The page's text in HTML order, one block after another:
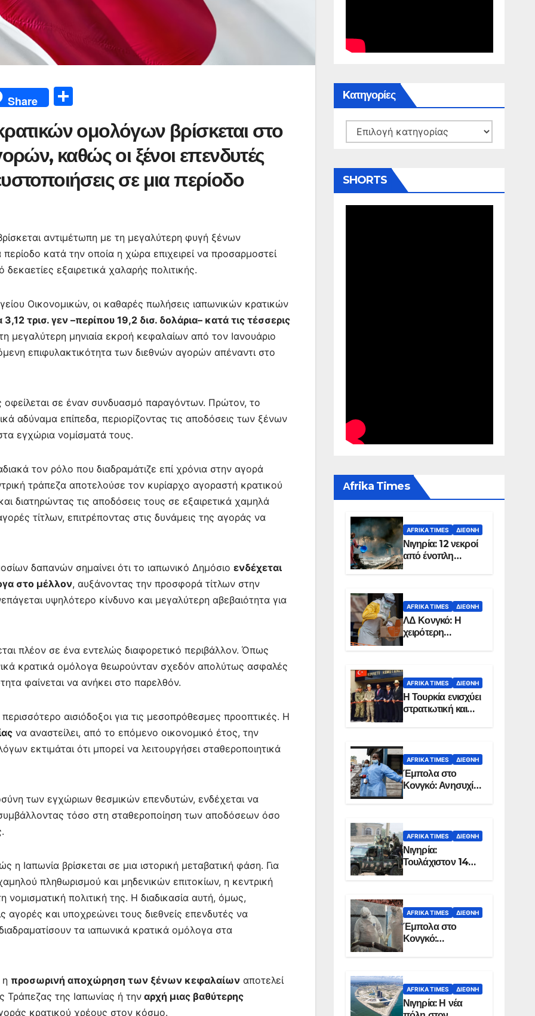
Share
ρ
α
σ
τε
ε
ομολόγων βρίσκεται στο
καθώς οι ξένοι επενδυτές
σε μια περίοδο
αντιμέτωπη με τη μεγαλύτερη φυγή ξένων
κατά την οποία η χώρα επιχειρεί να προσαρμοστεί
εξαιρετικά χαλαρής πολιτικής.
Οικονομικών, οι καθαρές πωλήσεις ιαπωνικών κρατικών
τρισ. γεν –περίπου 19,2 δισ. δολάρια– κατά τις τέσσερις
μεγαλύτερη μηνιαία εκροή κεφαλαίων από τον Ιανουάριο
επιφυλακτικότητα των διεθνών αγορών απέναντι στο
σε έναν συνδυασμό παραγόντων. Πρώτον, το
αδύναμα επίπεδα, περιορίζοντας τις αποδόσεις των ξένων
εγχώρια νομίσματά τους.
τον ρόλο που διαδραμάτιζε επί χρόνια στην αγορά
τράπεζα αποτελούσε τον κυρίαρχο αγοραστή κρατικού
διατηρώντας τις αποδόσεις τους σε εξαιρετικά χαμηλά
τίτλων, επιτρέποντας στις δυνάμεις της αγοράς να
δαπανών σημαίνει ότι το ιαπωνικό Δημόσιο ενδέχεται
στο μέλλον, αυξάνοντας την προσφορά τίτλων στην
υψηλότερο κίνδυνο και μεγαλύτερη αβεβαιότητα για
πλέον σε ένα εντελώς διαφορετικό περιβάλλον. Όπως
κρατικά ομόλογα θεωρούνταν σχεδόν απολύτως ασφαλές
φαίνεται να ανήκει στο παρελθόν.
αισιόδοξοι για τις μεσοπρόθεσμες προοπτικές. Η
να αναστείλει, από το επόμενο οικονομικό έτος, την
εκτιμάται ότι μπορεί να λειτουργήσει σταθεροποιητικά
των εγχώριων θεσμικών επενδυτών, ενδέχεται να
τόσο στη σταθεροποίηση των αποδόσεων όσο
η Ιαπωνία βρίσκεται σε μια ιστορική μεταβατική φάση. Για
πληθωρισμού και μηδενικών επιτοκίων, η κεντρική
νομισματική πολιτική της. Η διαδικασία αυτή, όμως,
αγορές και υποχρεώνει τους διεθνείς επενδυτές να
τα ιαπωνικά κρατικά ομόλογα στα
η προσωρινή αποχώρηση των ξένων κεφαλαίων αποτελεί
Τράπεζας της Ιαπωνίας ή την αρχή μιας βαθύτερης
κρατικού χρέους στον κόσμο.
Kατηγορίες
Kατηγορίες
SHORTS
Αfrika Times
AFRIKA TIMES ΔΙΕΘΝΉ
Νιγηρία: 12 νεκροί
από ένοπλη
επίθεση σε χωριό
AFRIKA TIMES ΔΙΕΘΝΉ
ΛΔ Κονγκό: Η
χειρότερη
επιδημία Έμπολα
χώρας
AFRIKA TIMES ΔΙΕΘΝΉ
Η Τουρκία ενισχύει
στρατιωτική και
ενεργειακή
Σομαλία
AFRIKA TIMES ΔΙΕΘΝΉ
Έμπολα στο
Κονγκό: Ανησυχία
για τη μεγάλη
AFRIKA TIMES ΔΙΕΘΝΉ
Νιγηρία:
Τουλάχιστον 14
νεκροί από
στην Οτούκπο
AFRIKA TIMES ΔΙΕΘΝΉ
Έμπολα στο
Κονγκό:
Ξεπέρασαν τους
AFRIKA TIMES ΔΙΕΘΝΉ
Νιγηρία: Η νέα